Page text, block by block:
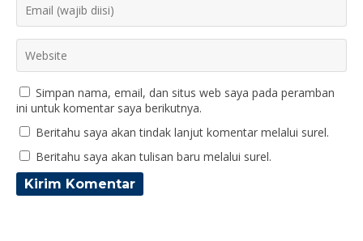
Simpan nama, email, dan situs web saya pada peramban
ini untuk komentar saya berikutnya.
Beritahu saya akan tindak lanjut komentar melalui surel.
Beritahu saya akan tulisan baru melalui surel.